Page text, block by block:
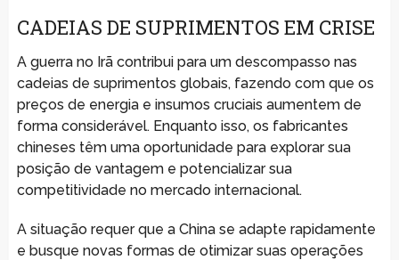
CADEIAS DE SUPRIMENTOS EM CRISE
A guerra no Irã contribui para um descompasso nas
cadeias de suprimentos globais, fazendo com que os
preços de energia e insumos cruciais aumentem de
forma considerável. Enquanto isso, os fabricantes
chineses têm uma oportunidade para explorar sua
posição de vantagem e potencializar sua
competitividade no mercado internacional.
A situação requer que a China se adapte rapidamente
e busque novas formas de otimizar suas operações